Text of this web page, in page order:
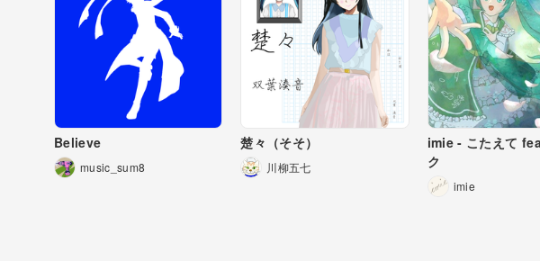
Believe
music_sum8
楚々（そそ）
川柳五七
imie - こたえて
ク
imie